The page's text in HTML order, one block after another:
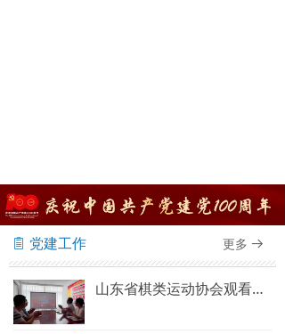
ꁩ 党建工作 更多 뀠
山东省棋类运动协会观看建党100周年庆祝大会直播